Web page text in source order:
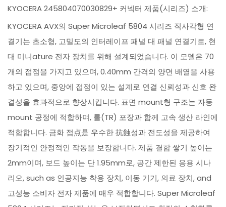
KYOCERA 245804070030829+ 커넥터 제품(시리즈) 소개:
KYOCERA AVX의 Super Microleaf 5804 시리즈 직사각형 연
결기는 초소형, 고밀도의 인터레이프 패널 대 패널 연결기로, 현
대 미니ature 전자 장치를 위해 설계되었습니다. 이 모델은 70
개의 접점을 가지고 있으며, 0.40mm 간격의 양면 배열을 사용
하고 있으며, 중앙에 접점이 있는 설계로 연결 신뢰성과 신호 완
결성을 효과적으로 향상시킵니다. 표면 mount형 구조는 자동
mount 공정에 적합하며, 롤(TR) 포장과 함께 고속 생산 라인에
적합합니다. 금화 접点是 우수한 抗蝕성과 전도성을 제공하여
장기적인 안정적인 작동을 보장합니다. 제품 결합 쌓기 높이는
2mm이며, 보드 높이는 단 1.95mm로, 공간 제한된 응용 시나
리오, such as 인공지능 착용 장치, 이동 기기, 의료 장치, and
고성능 소비자 전자 제품에 매우 적합합니다. Super Microleaf